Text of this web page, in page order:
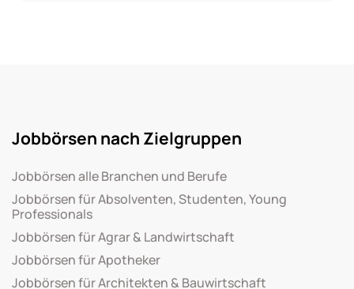
Jobbörsen nach Zielgruppen
Jobbörsen alle Branchen und Berufe
Jobbörsen für Absolventen, Studenten, Young
Professionals
Jobbörsen für Agrar & Landwirtschaft
Jobbörsen für Apotheker
Jobbörsen für Architekten & Bauwirtschaft